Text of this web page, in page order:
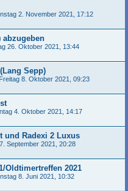
2. November 2021, 17:12
abzugeben
26. Oktober 2021, 13:44
Sepp)
Freitag 8. Oktober 2021, 09:23
4. Oktober 2021, 14:17
und Radexi 2 Luxus
September 2021, 20:28
Oldtimertreffen 2021
8. Juni 2021, 10:32